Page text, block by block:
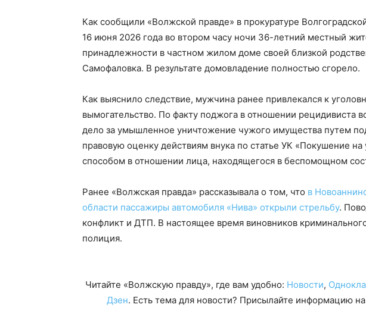
Как сообщили «Волжской правде» в прокуратуре
16 июня 2026 года во втором часу ночи 36-летний местный
принадлежности в частном жилом доме своей близкой
Самофаловка. В результате домовладение полностью сгорело.
Как выяснило следствие, мужчина ранее привлекался к
вымогательство. По факту поджога в отношении рецидивиста
дело за умышленное уничтожение чужого имущества путем
правовую оценку действиям внука по статье УК «Покушение
способом в отношении лица, находящегося в беспомощном
Ранее «Волжская правда» рассказывала о том, что в
области пассажиры автомобиля «Нива» открыли стрельбу.
конфликт и ДТП. В настоящее время виновников
полиция.
Читайте «Волжскую правду», где вам удобно: Новости,
Дзен. Есть тема для новости? Присылайте информацию